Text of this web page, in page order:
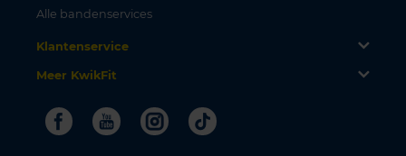
Alle bandenservices
Klantenservice
Meer KwikFit
FacebookYoutubeInstagram
Tiktok